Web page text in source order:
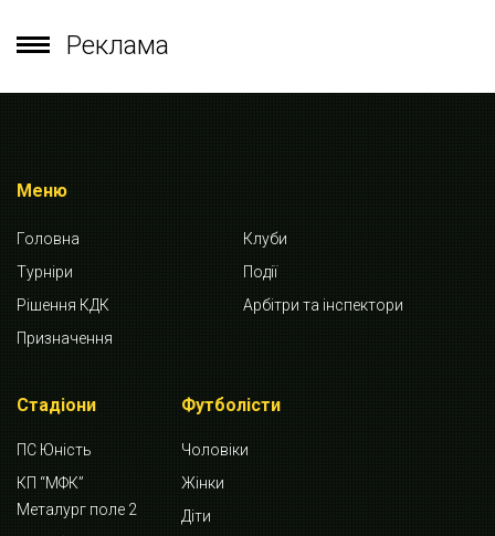
Реклама
Меню
Головна
Клуби
Турніри
Події
Рішення КДК
Арбітри та інспектори
Призначення
Стадіони
ПС Юність
КП “МФК”
Металург поле 2
Футболісти
Чоловіки
Жінки
Діти